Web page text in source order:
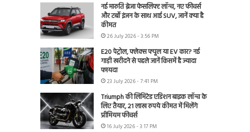
नई मारुति ब्रेजा फेसलिफ्ट लॉन्च, नए फीचर्स
और टर्बो इंजन के साथ आई SUV, जानें क्या है
कीमत
26 July 2026 - 3:56 PM
E20 पेट्रोल, फ्लेक्स फ्यूल या EV कार? नई
गाड़ी खरीदने से पहले जानें किसमें है ज्यादा
फायदा
23 July 2026 - 7:41 PM
Triumph की लिमिटेड एडिशन बाइक लॉन्च के
लिए तैयार, 21 लाख रुपये कीमत में मिलेंगे
प्रीमियम फीचर्स
16 July 2026 - 3:17 PM